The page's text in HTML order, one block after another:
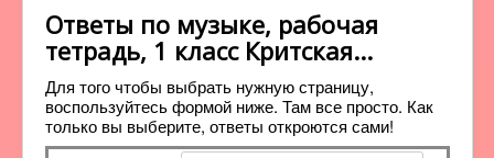
Ответы по музыке, рабочая
тетрадь, 1 класс Критская...
Для того чтобы выбрать нужную страницу,
воспользуйтесь формой ниже. Там все просто. Как
только вы выберите, ответы откроются сами!